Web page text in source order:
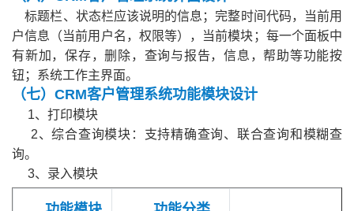
标题栏、状态栏应该说明的信息；完整时间代码，当前用
户信息（当前用户名，权限等），当前模块；每一个面板中
有新加，保存，删除，查询与报告，信息，帮助等功能按
钮；系统工作主界面。
（七）CRM客户管理系统功能模块设计
1、打印模块
2、综合查询模块：支持精确查询、联合查询和模糊查
询。
3、录入模块